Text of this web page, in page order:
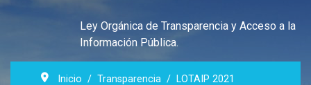
Ley Orgánica de Transparencia y Acceso a la
Información Pública.
Inicio Transparencia
LOTAIP 2021